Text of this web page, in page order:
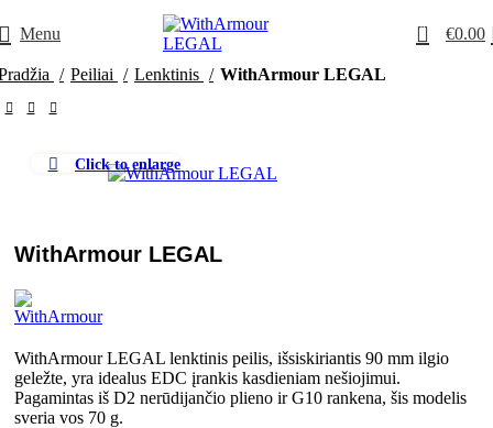
Menu 0 €0.00
Peiliai Lenktinis WithArmour LEGAL
Click to enlarge
WithArmour LEGAL
WithArmour LEGAL lenktinis peilis, išsiskiriantis 90 mm ilgio
geležte, yra idealus EDC įrankis kasdieniam nešiojimui.
Pagamintas iš D2 nerūdijančio plieno ir G10 rankena, šis modelis
sveria vos 70 g.